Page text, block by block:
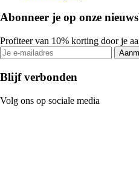
Abonneer je op onze
Profiteer van 10% korting door je
Blijf verbonden
Volg ons op sociale media